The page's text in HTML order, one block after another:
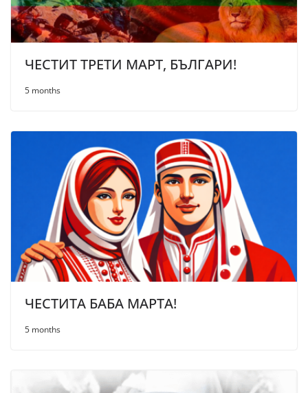
ЧЕСТИТ ТРЕТИ МАРТ, БЪЛГАРИ!
5 months
ЧЕСТИТА БАБА МАРТА!
5 months